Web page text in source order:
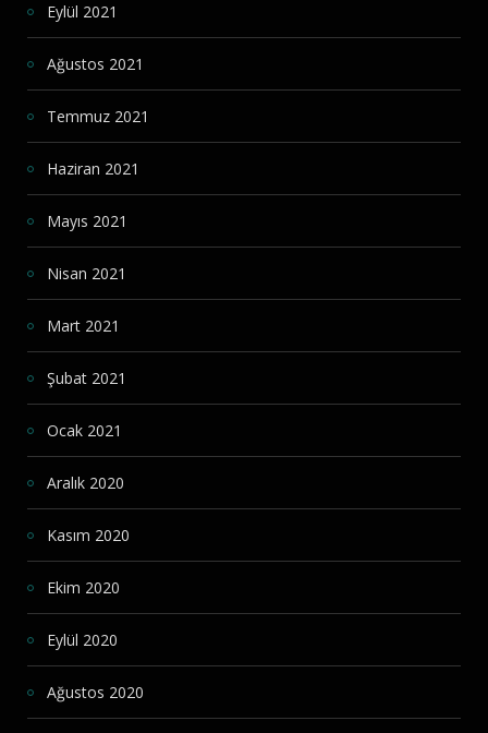
Eylül 2021
Ağustos 2021
Temmuz 2021
Haziran 2021
Mayıs 2021
Nisan 2021
Mart 2021
Şubat 2021
Ocak 2021
Aralık 2020
Kasım 2020
Ekim 2020
Eylül 2020
Ağustos 2020